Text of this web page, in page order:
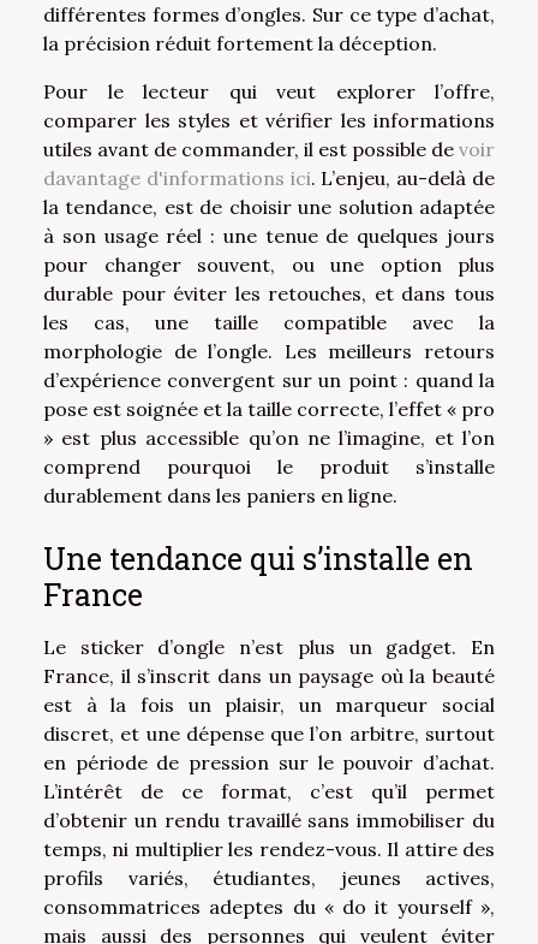
différentes formes d’ongles. Sur ce type d’achat,
la précision réduit fortement la déception.
Pour le lecteur qui veut explorer l’offre,
comparer les styles et vérifier les informations
utiles avant de commander, il est possible de voir
davantage d'informations ici. L’enjeu, au-delà de
la tendance, est de choisir une solution adaptée
à son usage réel : une tenue de quelques jours
pour changer souvent, ou une option plus
durable pour éviter les retouches, et dans tous
les cas, une taille compatible avec la
morphologie de l’ongle. Les meilleurs retours
d’expérience convergent sur un point : quand la
pose est soignée et la taille correcte, l’effet « pro
» est plus accessible qu’on ne l’imagine, et l’on
comprend pourquoi le produit s’installe
durablement dans les paniers en ligne.
Une tendance qui s’installe en
France
Le sticker d’ongle n’est plus un gadget. En
France, il s’inscrit dans un paysage où la beauté
est à la fois un plaisir, un marqueur social
discret, et une dépense que l’on arbitre, surtout
en période de pression sur le pouvoir d’achat.
L’intérêt de ce format, c’est qu’il permet
d’obtenir un rendu travaillé sans immobiliser du
temps, ni multiplier les rendez-vous. Il attire des
profils variés, étudiantes, jeunes actives,
consommatrices adeptes du « do it yourself »,
mais aussi des personnes qui veulent éviter